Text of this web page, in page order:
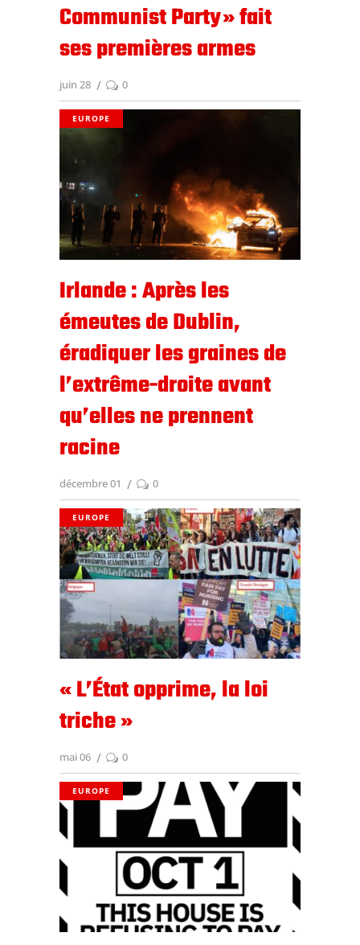
Communist Party » fait
ses premières armes
juin 28 0
EUROPE
Irlande : Après les
émeutes de Dublin,
éradiquer les graines de
l’extrême-droite avant
qu’elles ne prennent
racine
décembre 01 0
EUROPE
« L’État opprime, la loi
triche »
mai 06 0
EUROPE